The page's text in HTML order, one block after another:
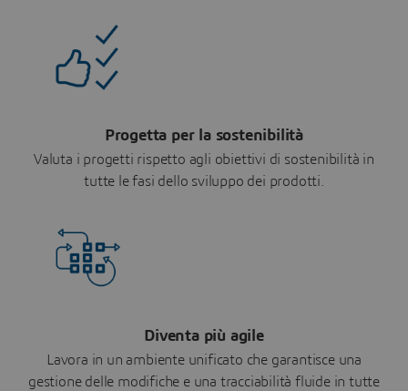
Progetta per la sostenibilità
Valuta i progetti rispetto agli obiettivi di sostenibilità in
tutte le fasi dello sviluppo dei prodotti.
Diventa più agile
Lavora in un ambiente unificato che garantisce una
gestione delle modifiche e una tracciabilità fluide in tutte